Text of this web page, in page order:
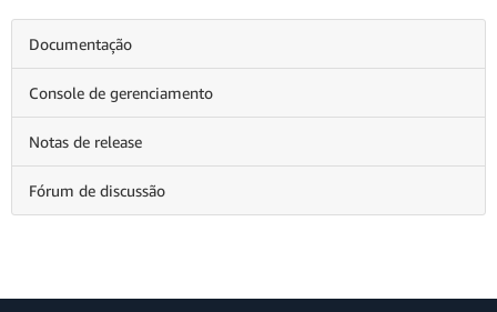
Documentação
Console de gerenciamento
Notas de release
Fórum de discussão